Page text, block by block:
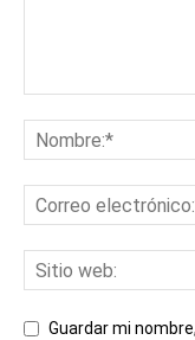
Guardar mi